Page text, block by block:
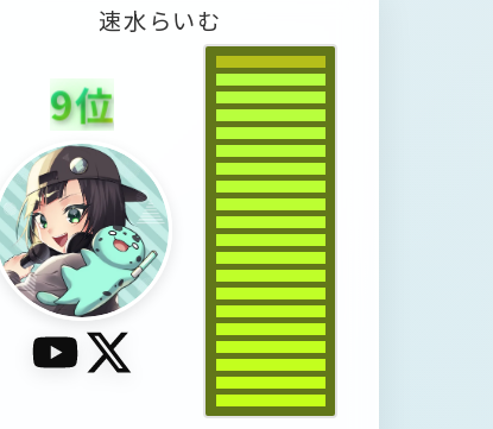
速水らいむ
9位